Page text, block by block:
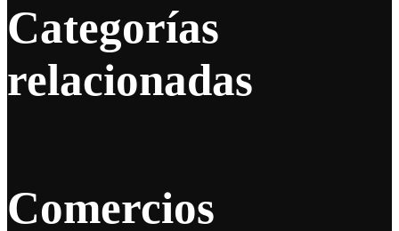
Categorías
relacionadas
Comercios